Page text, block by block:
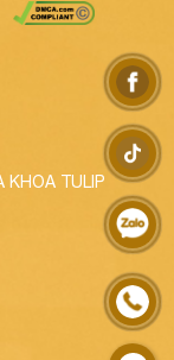
KHOA TULIP